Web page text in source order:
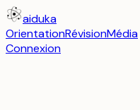
aiduka
OrientationRévisionMédia
Connexion